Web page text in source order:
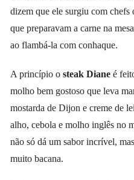
dizem que ele surgiu com chefs
que preparavam a carne na
ao flambá-la com conhaque.
A princípio osteak Diane é
molho bem gostoso que leva
mostarda de Dijon e creme de
alho, cebola e molho inglês no
não só dá um sabor incrível,
muito bacana.